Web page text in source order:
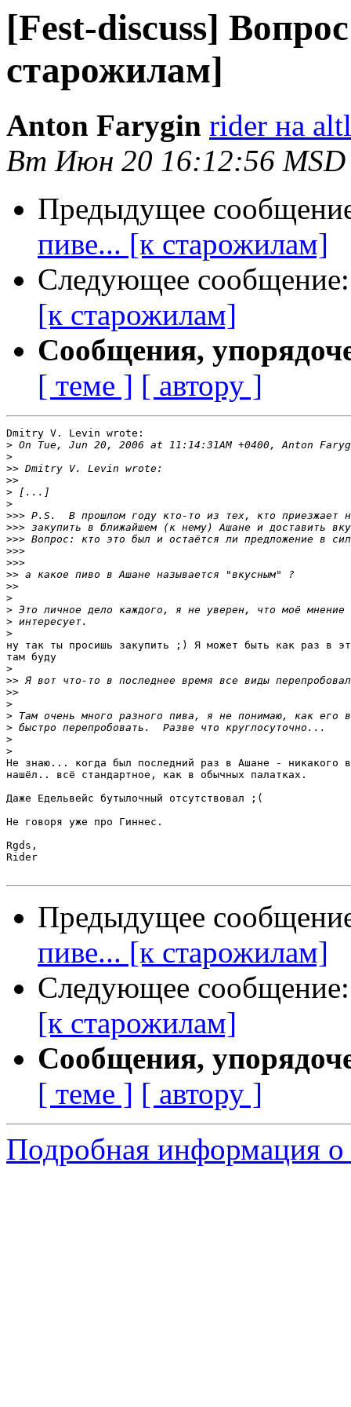
[Fest-discuss]
старожилам]
Anton Farygin rider на
Вт Июн 20 16:12:56 MSD
Предыдущее
пиве... [к старожилам]
Следующее
[к старожилам]
Сообщения,
[ теме ] [ автору ]
Dmitry V. Levin wrote:
>
>
>>
>>
>
>
>>>
>>>
>>>
>>>
>>>
>>
>>
>
>
>
>
ну так ты просишь закупить ;) Я может быть как раз в
там буду
>
>>
>>
>
>
>
>
>
Не знаю... когда был последний раз в Ашане - никакого
нашёл.. всё стандартное, как в обычных палатках.
Даже Едельвейс бутылочный отсутствовал ;(
Не говоря уже про Гиннес.
Rgds,
Rider
Предыдущее
пиве... [к старожилам]
Следующее
[к старожилам]
Сообщения,
[ теме ] [ автору ]
Подробная информация о